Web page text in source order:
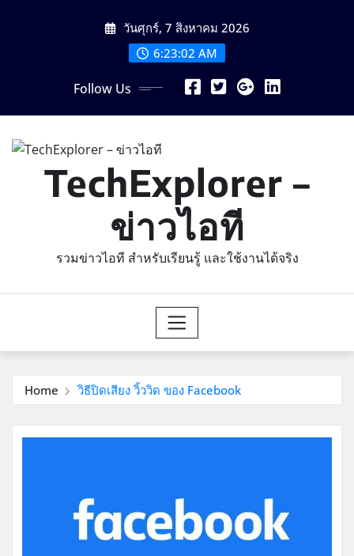
วันศุกร์, 7 สิงหาคม 2026
6:23:03 AM
Follow Us
TechExplorer –
ข่าวไอที
รวมข่าวไอที สำหรับเรียนรู้ และใช้งานได้จริง
Home วิธีปิดเสียง วิ้ววิด ของ Facebook